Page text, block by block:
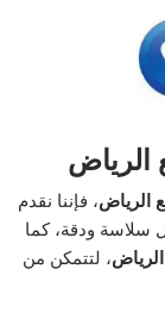
الرياض
الرياض، فإننا نقدم
سلاسة ودقة، كما
، لتتمكن من